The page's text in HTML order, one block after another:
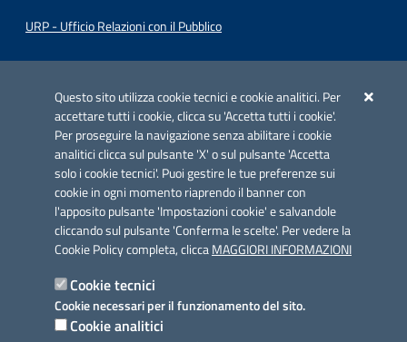
Questo sito utilizza cookie tecnici e cookie analitici. Per
accettare tutti i cookie, clicca su 'Accetta tutti i cookie'.
Per proseguire la navigazione senza abilitare i cookie
analitici clicca sul pulsante 'X' o sul pulsante 'Accetta
solo i cookie tecnici'. Puoi gestire le tue preferenze sui
cookie in ogni momento riaprendo il banner con
l'apposito pulsante 'Impostazioni cookie' e salvandole
cliccando sul pulsante 'Conferma le scelte'. Per vedere la
Cookie Policy completa, cliccaMAGGIORI INFORMAZIONI
Cookie tecnici
Cookie necessari per il funzionamento del sito.
Cookie analitici
URP - Ufficio Relazioni con il Pubblico
Azione 2.3.
Link utili
Informativa privacy
Dichiarazione di accessibilità